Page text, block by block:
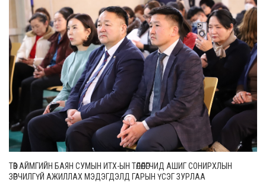
ТӨВ АЙМГИЙН БАЯН СУМЫН ИТХ-ЫН ТӨЛӨӨЛӨГЧИД АШИГ СОНИРХЛЫН
ЗӨРЧИЛГҮЙ АЖИЛЛАХ МЭДЭГДЭЛД ГАРЫН ҮСЭГ ЗУРЛАА